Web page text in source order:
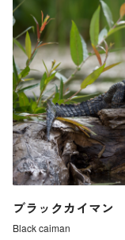
ブラックカイマン
Black caiman